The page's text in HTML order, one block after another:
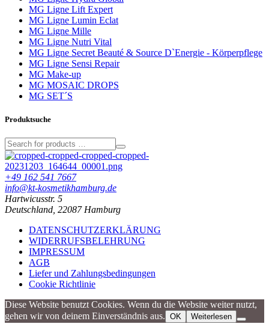
MG Ligne Lift Expert
MG Ligne Lumin Eclat
MG Ligne Mille
MG Ligne Nutri Vital
MG Ligne Secret Beauté & Source D`Energie - Körperpflege
MG Ligne Sensi Repair
MG Make-up
MG MOSAIC DROPS
MG SET´S
Produktsuche
+49 162 541 7667
info@kt-kosmetikhamburg.de
Hartwicusstr. 5
Deutschland, 22087 Hamburg
DATENSCHUTZERKLÄRUNG
WIDERRUFSBELEHRUNG
IMPRESSUM
AGB
Liefer und Zahlungsbedingungen
Cookie Richtlinie
Diese Website benutzt Cookies. Wenn du die Website weiter nutzt,
gehen wir von deinem Einverständnis aus. OK Weiterlesen